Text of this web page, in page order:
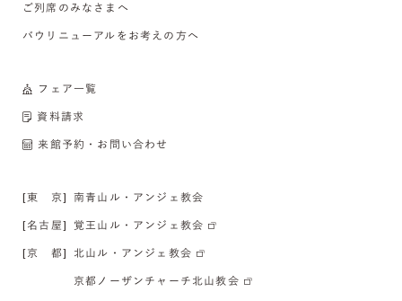
ご列席のみなさまへ
バウリニューアルをお考えの方へ
フェア一覧
資料請求
来館予約・お問い合わせ
[東 京] 南青山ル・アンジェ教会
[名古屋] 覚王山ル・アンジェ教会
[京 都] 北山ル・アンジェ教会
京都ノーザンチャーチ北山教会